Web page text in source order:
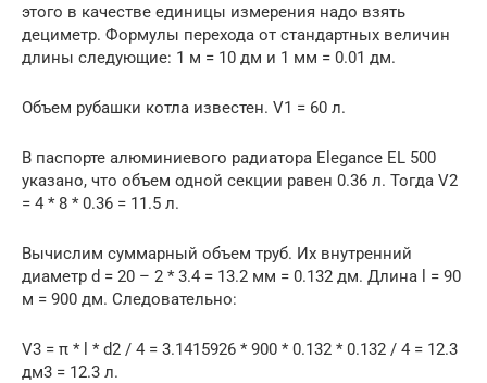
этого в качестве единицы измерения надо взять
дециметр. Формулы перехода от стандартных величин
длины следующие: 1 м = 10 дм и 1 мм = 0.01 дм.
Объем рубашки котла известен. V1 = 60 л.
В паспорте алюминиевого радиатора Elegance EL 500
указано, что объем одной секции равен 0.36 л. Тогда V2
= 4 * 8 * 0.36 = 11.5 л.
Вычислим суммарный объем труб. Их внутренний
диаметр d = 20 – 2 * 3.4 = 13.2 мм = 0.132 дм. Длина l = 90
м = 900 дм. Следовательно:
V3 = π * l * d2 / 4 = 3.1415926 * 900 * 0.132 * 0.132 / 4 = 12.3
дм3 = 12.3 л.